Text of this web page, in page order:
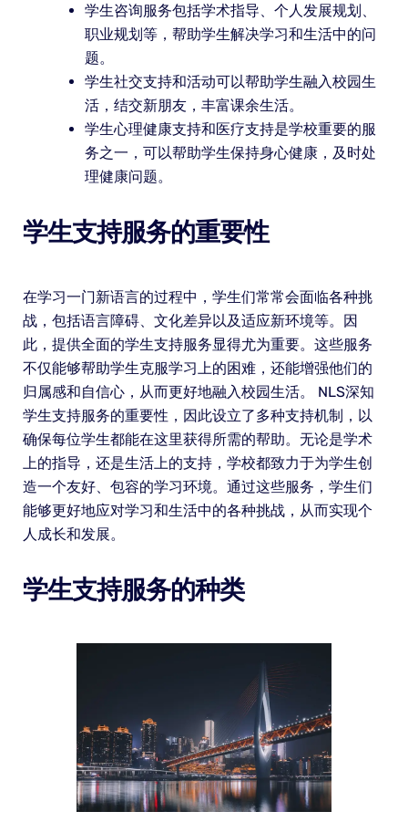
学生咨询服务包括学术指导、个人发展规划、
职业规划等，帮助学生解决学习和生活中的问
题。
学生社交支持和活动可以帮助学生融入校园生
活，结交新朋友，丰富课余生活。
学生心理健康支持和医疗支持是学校重要的服
务之一，可以帮助学生保持身心健康，及时处
理健康问题。
学生支持服务的重要性
在学习一门新语言的过程中，学生们常常会面临各种挑
战，包括语言障碍、文化差异以及适应新环境等。因
此，提供全面的学生支持服务显得尤为重要。这些服务
不仅能够帮助学生克服学习上的困难，还能增强他们的
归属感和自信心，从而更好地融入校园生活。 NLS深知
学生支持服务的重要性，因此设立了多种支持机制，以
确保每位学生都能在这里获得所需的帮助。无论是学术
上的指导，还是生活上的支持，学校都致力于为学生创
造一个友好、包容的学习环境。通过这些服务，学生们
能够更好地应对学习和生活中的各种挑战，从而实现个
人成长和发展。
学生支持服务的种类